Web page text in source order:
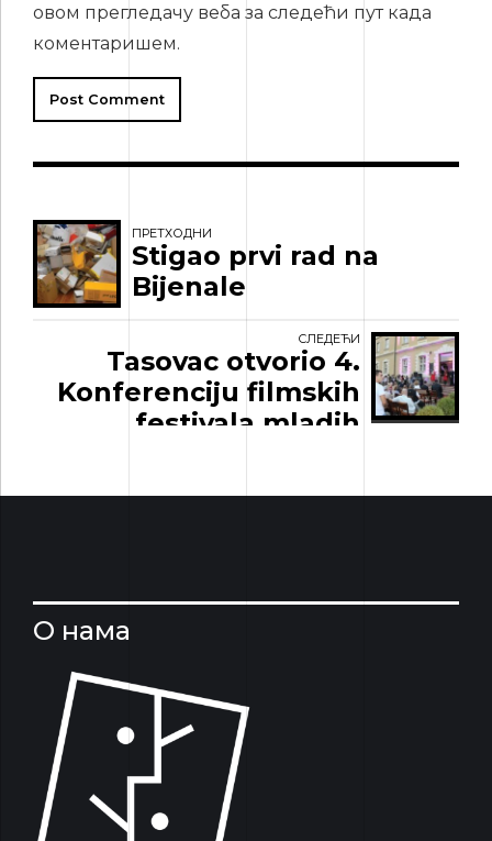
овом прегледачу веба за следећи пут када
коментаришем.
Post Comment
ПРЕТХОДНИ
Stigao prvi rad na
Bijenale
СЛЕДЕЋИ
Tasovac otvorio 4.
Konferenciju filmskih
festivala mladih
О нама